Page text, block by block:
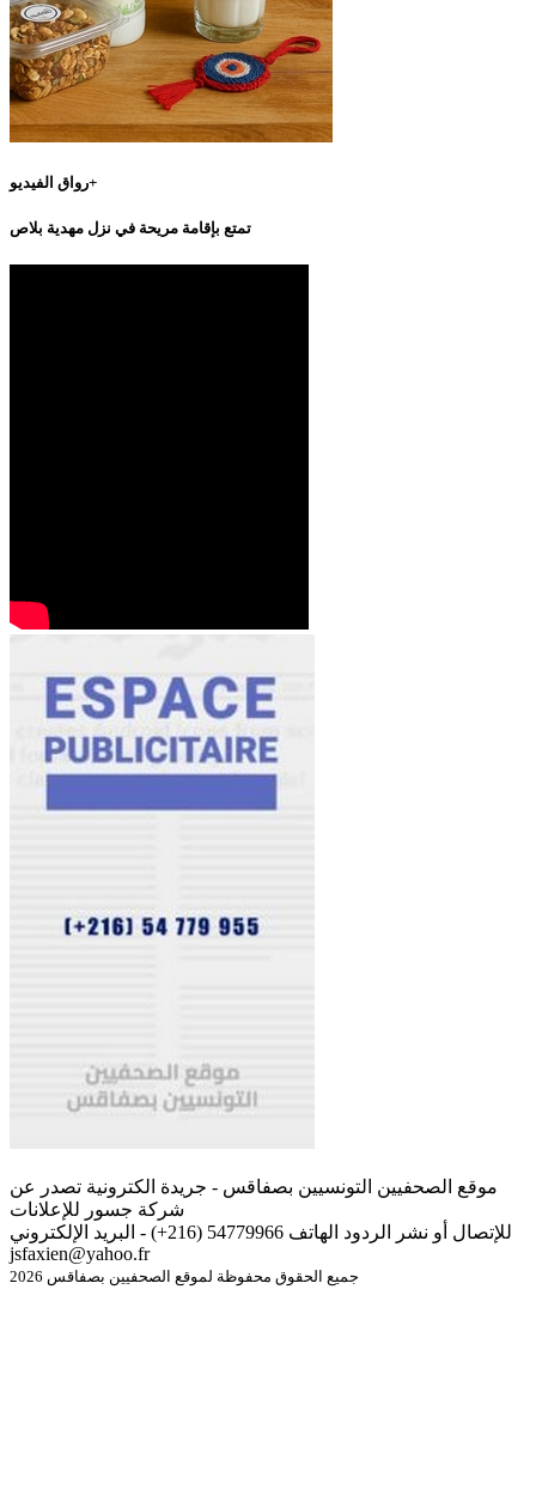
رواق الفيديو+
تمتع بإقامة مريحة في نزل مهدية بلاص
موقع الصحفيين التونسيين بصفاقس - جريدة الكترونية تصدر عن
شركة جسور للإعلانات
للإتصال أو نشر الردود الهاتف 54779966 (216+) - البريد الإلكتروني
jsfaxien@yahoo.fr
جميع الحقوق محفوظة لموقع الصحفيين بصفاقس 2026